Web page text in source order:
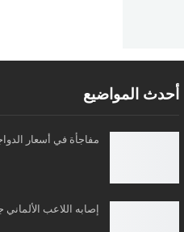
أحدث المواضيع
مفاجأة في أسعار
إصابه اللاعب